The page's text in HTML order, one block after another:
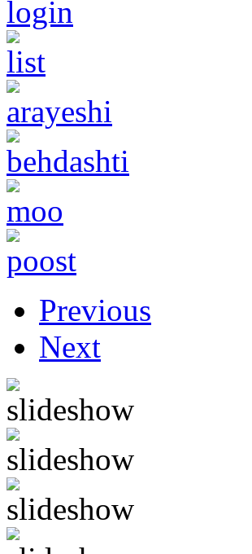
Previous
Next